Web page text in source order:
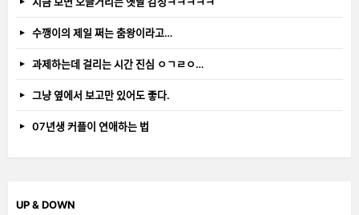
수깽이의 제일 쩌는 춤왕이라고…
과제하는데 걸리는 시간 진심 ㅇㄱㄹㅇ…
그냥 옆에서 보고만 있어도 좋다.
07년생 커플이 연애하는 법
UP & DOWN